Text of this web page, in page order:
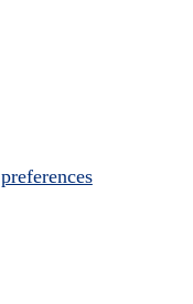
preferences